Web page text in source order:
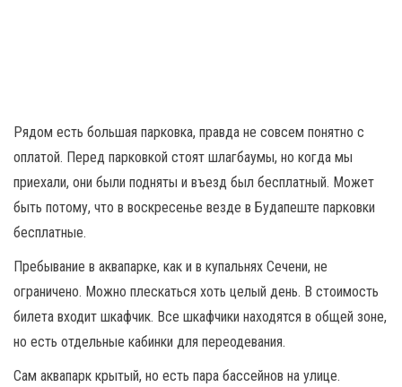
Рядом есть большая парковка, правда не совсем понятно с
оплатой. Перед парковкой стоят шлагбаумы, но когда мы
приехали, они были подняты и въезд был бесплатный. Может
быть потому, что в воскресенье везде в Будапеште парковки
бесплатные.
Пребывание в аквапарке, как и в купальнях Сечени, не
ограничено. Можно плескаться хоть целый день. В стоимость
билета входит шкафчик. Все шкафчики находятся в общей зоне,
но есть отдельные кабинки для переодевания.
Сам аквапарк крытый, но есть пара бассейнов на улице.